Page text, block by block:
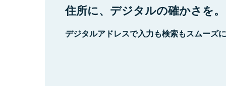
住所に、デジタルの確かさを。
デジタルアドレスで入力も検索もスムーズ